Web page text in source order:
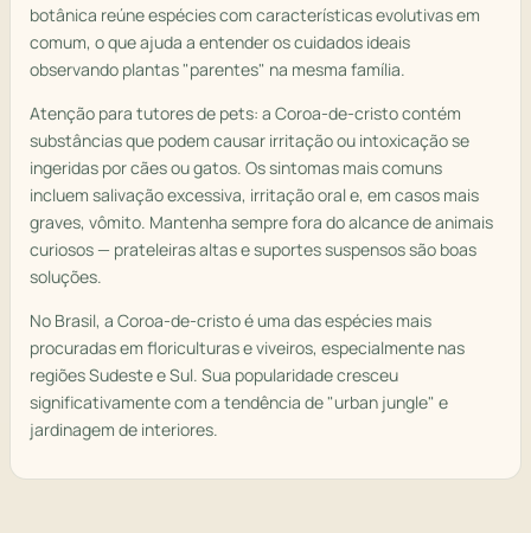
botânica reúne espécies com características evolutivas em
comum, o que ajuda a entender os cuidados ideais
observando plantas "parentes" na mesma família.
Atenção para tutores de pets: a Coroa-de-cristo contém
substâncias que podem causar irritação ou intoxicação se
ingeridas por cães ou gatos. Os sintomas mais comuns
incluem salivação excessiva, irritação oral e, em casos mais
graves, vômito. Mantenha sempre fora do alcance de animais
curiosos — prateleiras altas e suportes suspensos são boas
soluções.
No Brasil, a Coroa-de-cristo é uma das espécies mais
procuradas em floriculturas e viveiros, especialmente nas
regiões Sudeste e Sul. Sua popularidade cresceu
significativamente com a tendência de "urban jungle" e
jardinagem de interiores.